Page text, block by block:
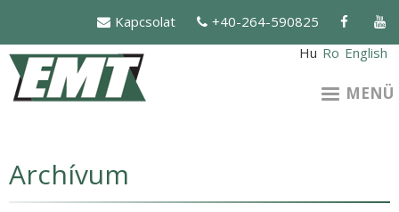
tartalomra
Kapcsolat
+40-264-590825
Hu Ro English
MENÜ
Archívum